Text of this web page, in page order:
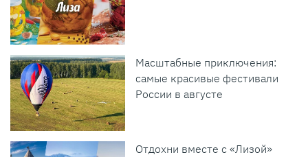
Масштабные приключения:
самые красивые фестивали
России в августе
Отдохни вместе с «Лизой»